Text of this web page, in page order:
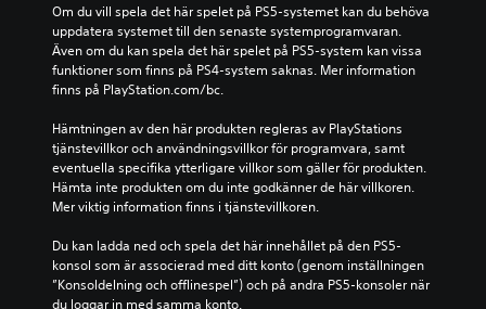
Om du vill spela det här spelet på PS5-systemet kan du behöva
uppdatera systemet till den senaste systemprogramvaran.
Även om du kan spela det här spelet på PS5-system kan vissa
funktioner som finns på PS4-system saknas. Mer information
finns på PlayStation.com/bc.
Hämtningen av den här produkten regleras av PlayStations
tjänstevillkor och användningsvillkor för programvara, samt
eventuella specifika ytterligare villkor som gäller för produkten.
Hämta inte produkten om du inte godkänner de här villkoren.
Mer viktig information finns i tjänstevillkoren.
Du kan ladda ned och spela det här innehållet på den PS5-
konsol som är associerad med ditt konto (genom inställningen
”Konsoldelning och offlinespel”) och på andra PS5-konsoler när
du loggar in med samma konto.